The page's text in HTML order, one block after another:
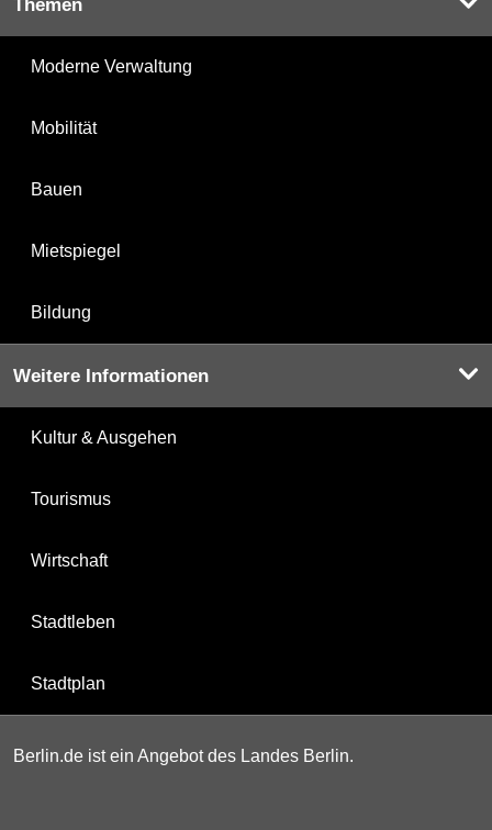
Themen
Moderne Verwaltung
Mobilität
Bauen
Mietspiegel
Bildung
Weitere Informationen
Kultur & Ausgehen
Tourismus
Wirtschaft
Stadtleben
Stadtplan
Berlin.de ist ein Angebot des Landes Berlin.